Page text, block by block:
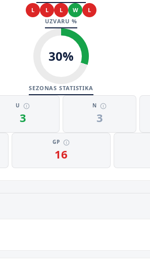
L
L L W
L
UZVARU %
30%
SEZONAS STATISTIKA
U
3
N
3
GP
16